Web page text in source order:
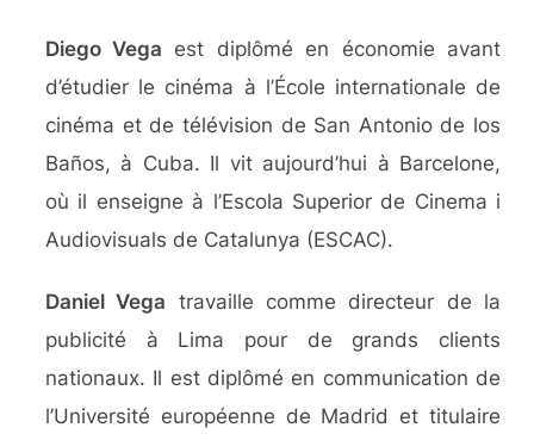
Diego Vega est diplômé en économie avant
d’étudier le cinéma à l’École internationale de
cinéma et de télévision de San Antonio de los
Baños, à Cuba. Il vit aujourd’hui à Barcelone,
où il enseigne à l’Escola Superior de Cinema i
Audiovisuals de Catalunya (ESCAC).
Daniel Vega travaille comme directeur de la
publicité à Lima pour de grands clients
nationaux. Il est diplômé en communication de
l’Université européenne de Madrid et titulaire